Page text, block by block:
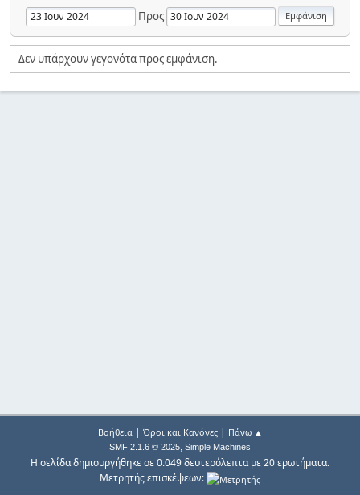
Προς
Δεν υπάρχουν γεγονότα προς εμφάνιση.
Βοήθεια| Όροι και Κανόνες| Πάνω ▲
SMF 2.1.6 © 2025, Simple Machines
Η σελίδα δημιουργήθηκε σε 0.049 δευτερόλεπτα με 20 ερωτήματα.
Μετρητής επισκέψεων: